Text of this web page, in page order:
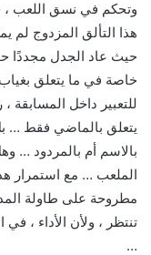
وتحكم في نسق اللعب ،
هذا التألق المزدوج
حيث عاد الجدل مجددًا
خاصة في ما يتعلق
للتعبير داخل المسابقة
يتعلق بالماضي فقط …
بالاسم أم بالمردود …
الملعب … مع استمرار
مطروحة على طاولة
تنتظر ، ولأن الأداء ، في
…